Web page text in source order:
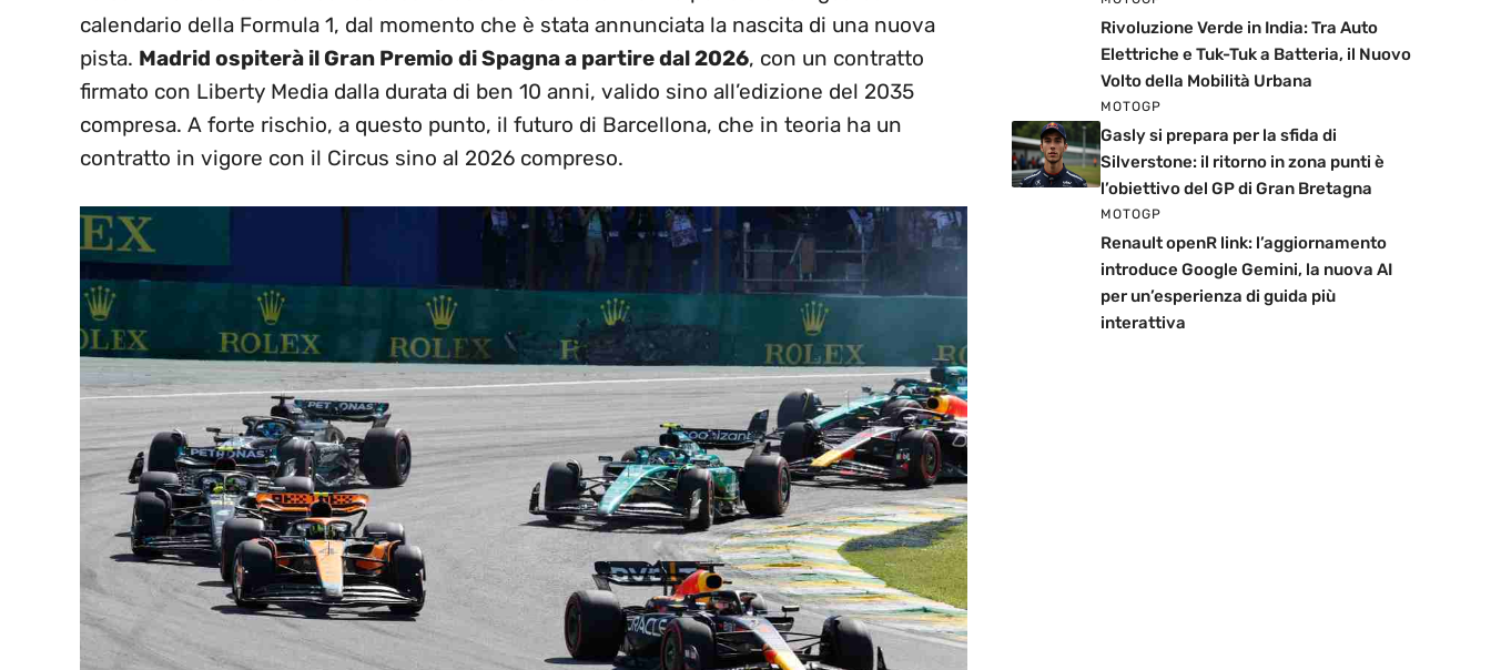
calendario della Formula 1, dal momento che è stata annunciata la nascita di una nuova
pista. Madrid ospiterà il Gran Premio di Spagna a partire dal 2026, con un contratto
firmato con Liberty Media dalla durata di ben 10 anni, valido sino all’edizione del 2035
compresa. A forte rischio, a questo punto, il futuro di Barcellona, che in teoria ha un
contratto in vigore con il Circus sino al 2026 compreso.
Rivoluzione Verde in India: Tra Auto
Elettriche e Tuk-Tuk a Batteria, il Nuovo
Volto della Mobilità Urbana
MOTOGP
Gasly si prepara per la sfida di
Silverstone: il ritorno in zona punti è
l’obiettivo del GP di Gran Bretagna
MOTOGP
Renault openR link: l’aggiornamento
introduce Google Gemini, la nuova AI
per un’esperienza di guida più
interattiva